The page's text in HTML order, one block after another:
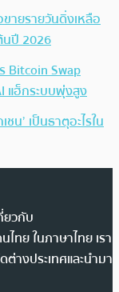
ายรายวันดิ่งเหลือ
ปี 2026
Bitcoin Swap
แฮ็กระบบพุ่งสูง
น’ เป็นธาตุอะไรใน
ยวกับ
ทย ในภาษาไทย เรา
างประเทศและนำมา